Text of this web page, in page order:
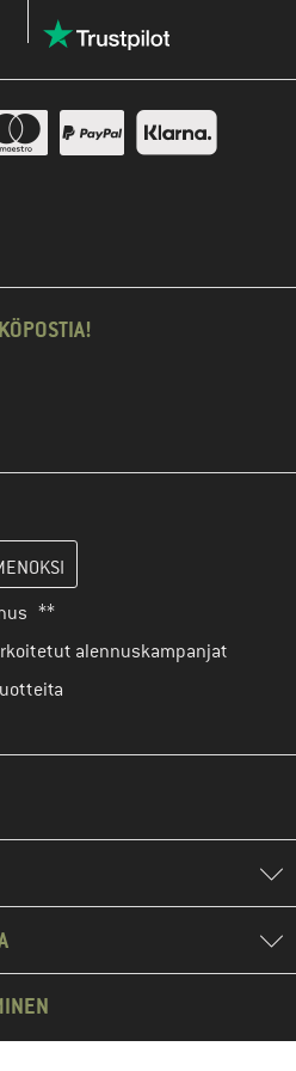
luo seuraavassa vaiheessa
**
alennuskampanjat